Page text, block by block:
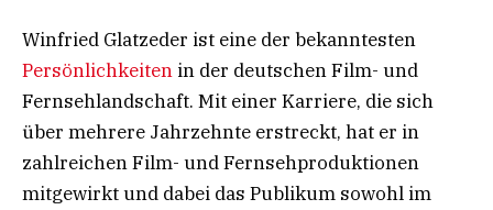
Winfried Glatzeder ist eine der bekanntesten
Persönlichkeiten in der deutschen Film- und
Fernsehlandschaft. Mit einer Karriere, die sich
über mehrere Jahrzehnte erstreckt, hat er in
zahlreichen Film- und Fernsehproduktionen
mitgewirkt und dabei das Publikum sowohl im